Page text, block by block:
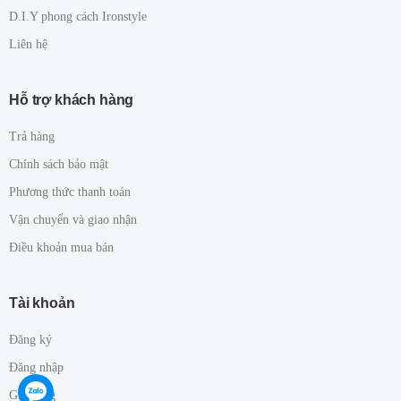
D.I.Y phong cách Ironstyle
Liên hệ
Hỗ trợ khách hàng
Trả hàng
Chính sách bảo mật
Phương thức thanh toán
Vận chuyển và giao nhận
Điều khoản mua bán
Tài khoản
Đăng ký
Đăng nhập
Giỏ hàng